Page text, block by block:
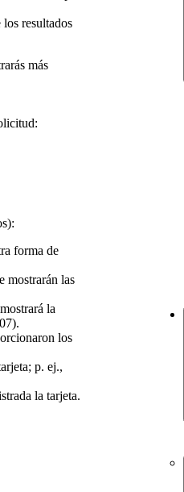
resultados
más
forma de
mostrarán las
la
los
p. ej.,
la tarjeta.